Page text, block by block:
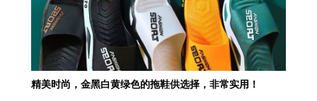
精美时尚，金黑白黄绿色的拖鞋供选择，非常实用！